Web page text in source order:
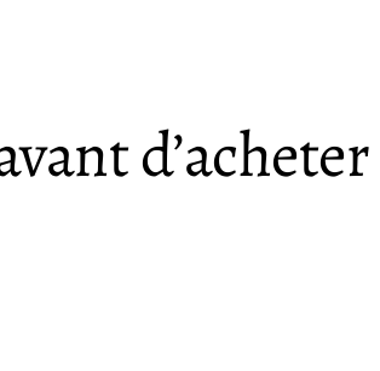
d’acheter